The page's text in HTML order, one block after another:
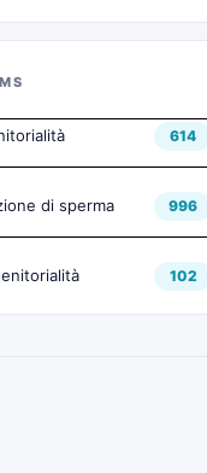
614
di sperma 996
102